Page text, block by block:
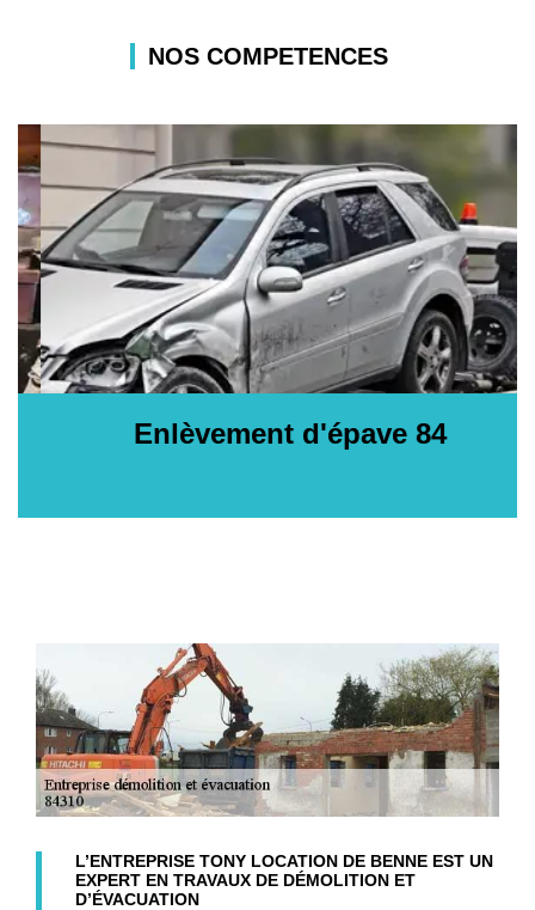
NOS COMPETENCES
Enlèvement d'épave 84
L’ENTREPRISE TONY LOCATION DE BENNE EST UN
EXPERT EN TRAVAUX DE DÉMOLITION ET
D’ÉVACUATION